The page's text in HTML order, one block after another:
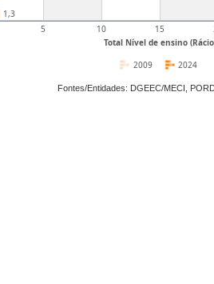
Total Nível de ensino
5 10 15
1,3
2024
2009
Fontes/Entidades: DGEEC/MECI,